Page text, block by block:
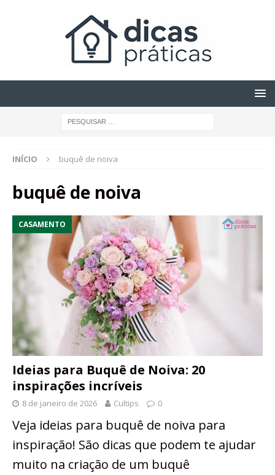
INÍCIO buquê de noiva
buquê de noiva
CASAMENTO
Ideias para Buquê de Noiva: 20
inspirações incríveis
8 de janeiro de 2026 Cultips 0
Veja ideias para buquê de noiva para
inspiração! São dicas que podem te ajudar
muito na criação de um buquê